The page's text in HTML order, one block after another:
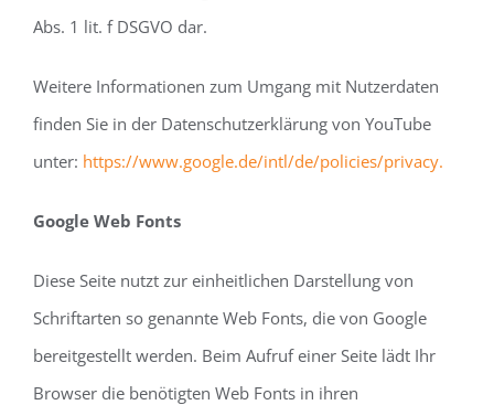
Abs. 1 lit. f DSGVO dar.
Weitere Informationen zum Umgang mit Nutzerdaten
finden Sie in der Datenschutzerklärung von YouTube
unter: https://www.google.de/intl/de/policies/privacy.
Google Web Fonts
Diese Seite nutzt zur einheitlichen Darstellung von
Schriftarten so genannte Web Fonts, die von Google
bereitgestellt werden. Beim Aufruf einer Seite lädt Ihr
Browser die benötigten Web Fonts in ihren